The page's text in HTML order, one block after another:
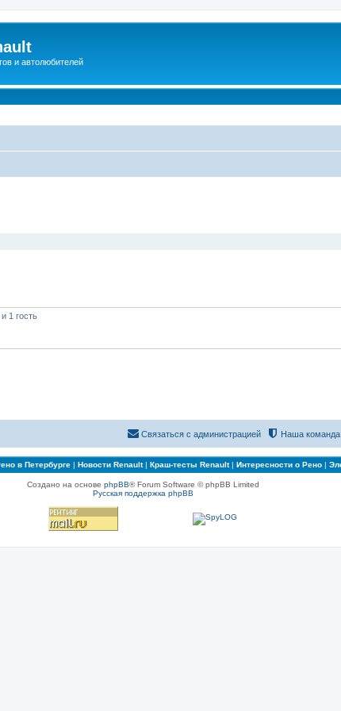
и автолюбителей
1 гость
Наша команда
Связаться с администрацией
в Петербурге| Новости Renault| Краш-тесты Renault| Интересности о Рено|
Создано на основе phpBB® Forum Software © phpBB Limited
Русская поддержка phpBB